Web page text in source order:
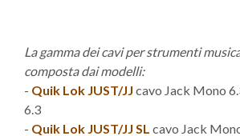
La gamma dei cavi per strumenti
composta dai modelli:
- Quik Lok JUST/JJ cavo Jack Mono
6.3
- Quik Lok JUST/JJ SL cavo Jack